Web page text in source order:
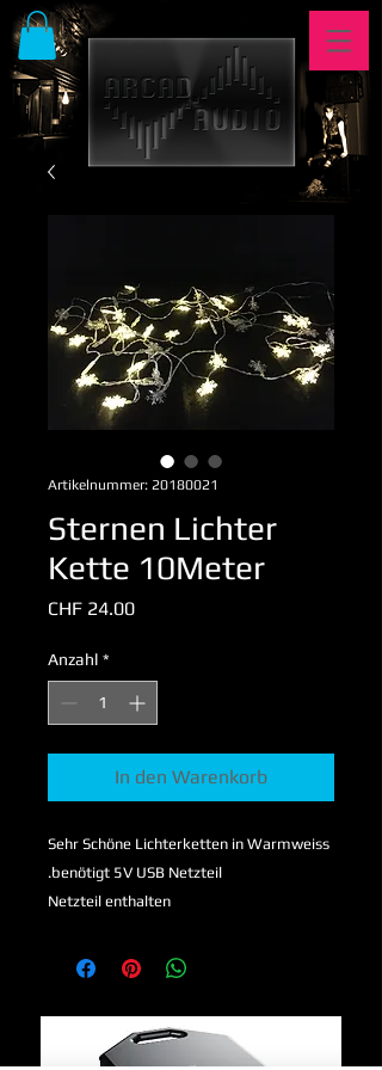
Artikelnummer: 20180021
Sternen Lichter
Kette 10Meter
CHF 24.00Preis
Anzahl *
In den Warenkorb
Sehr Schöne Lichterketten in Warmweiss
.benötigt 5V USB Netzteil
Netzteil enthalten